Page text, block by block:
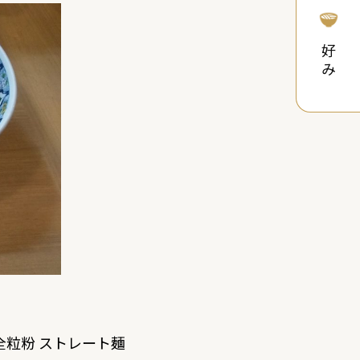
好み
粒粉 ストレート麺